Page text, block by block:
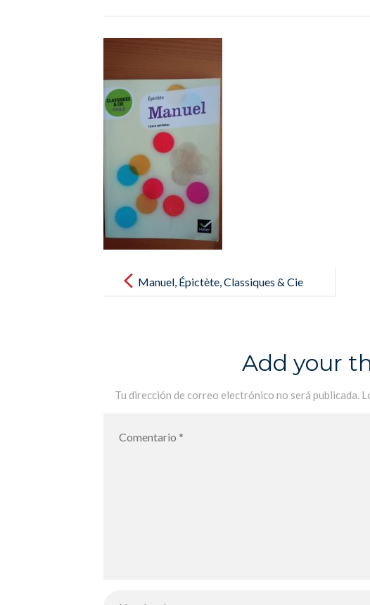
navigationManuel, Épictète, Classiques & Cie
Add your
Tu dirección de correo electrónico no será publicada.